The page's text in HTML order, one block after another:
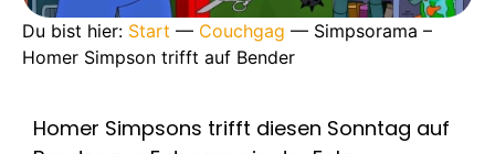
Du bist hier: Start — Couchgag — Simpsorama –
Homer Simpson trifft auf Bender
Homer Simpsons trifft diesen Sonntag auf